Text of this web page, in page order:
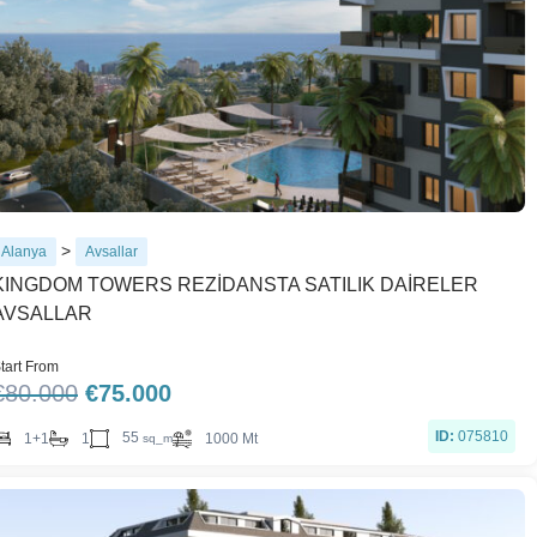
Alanya > Avsallar
TOWERS REZİDANSTA SATILIK DAİRELER
From
80.000 €75.000
1+1 1 55 sq_m 1000 Mt ID: 075810